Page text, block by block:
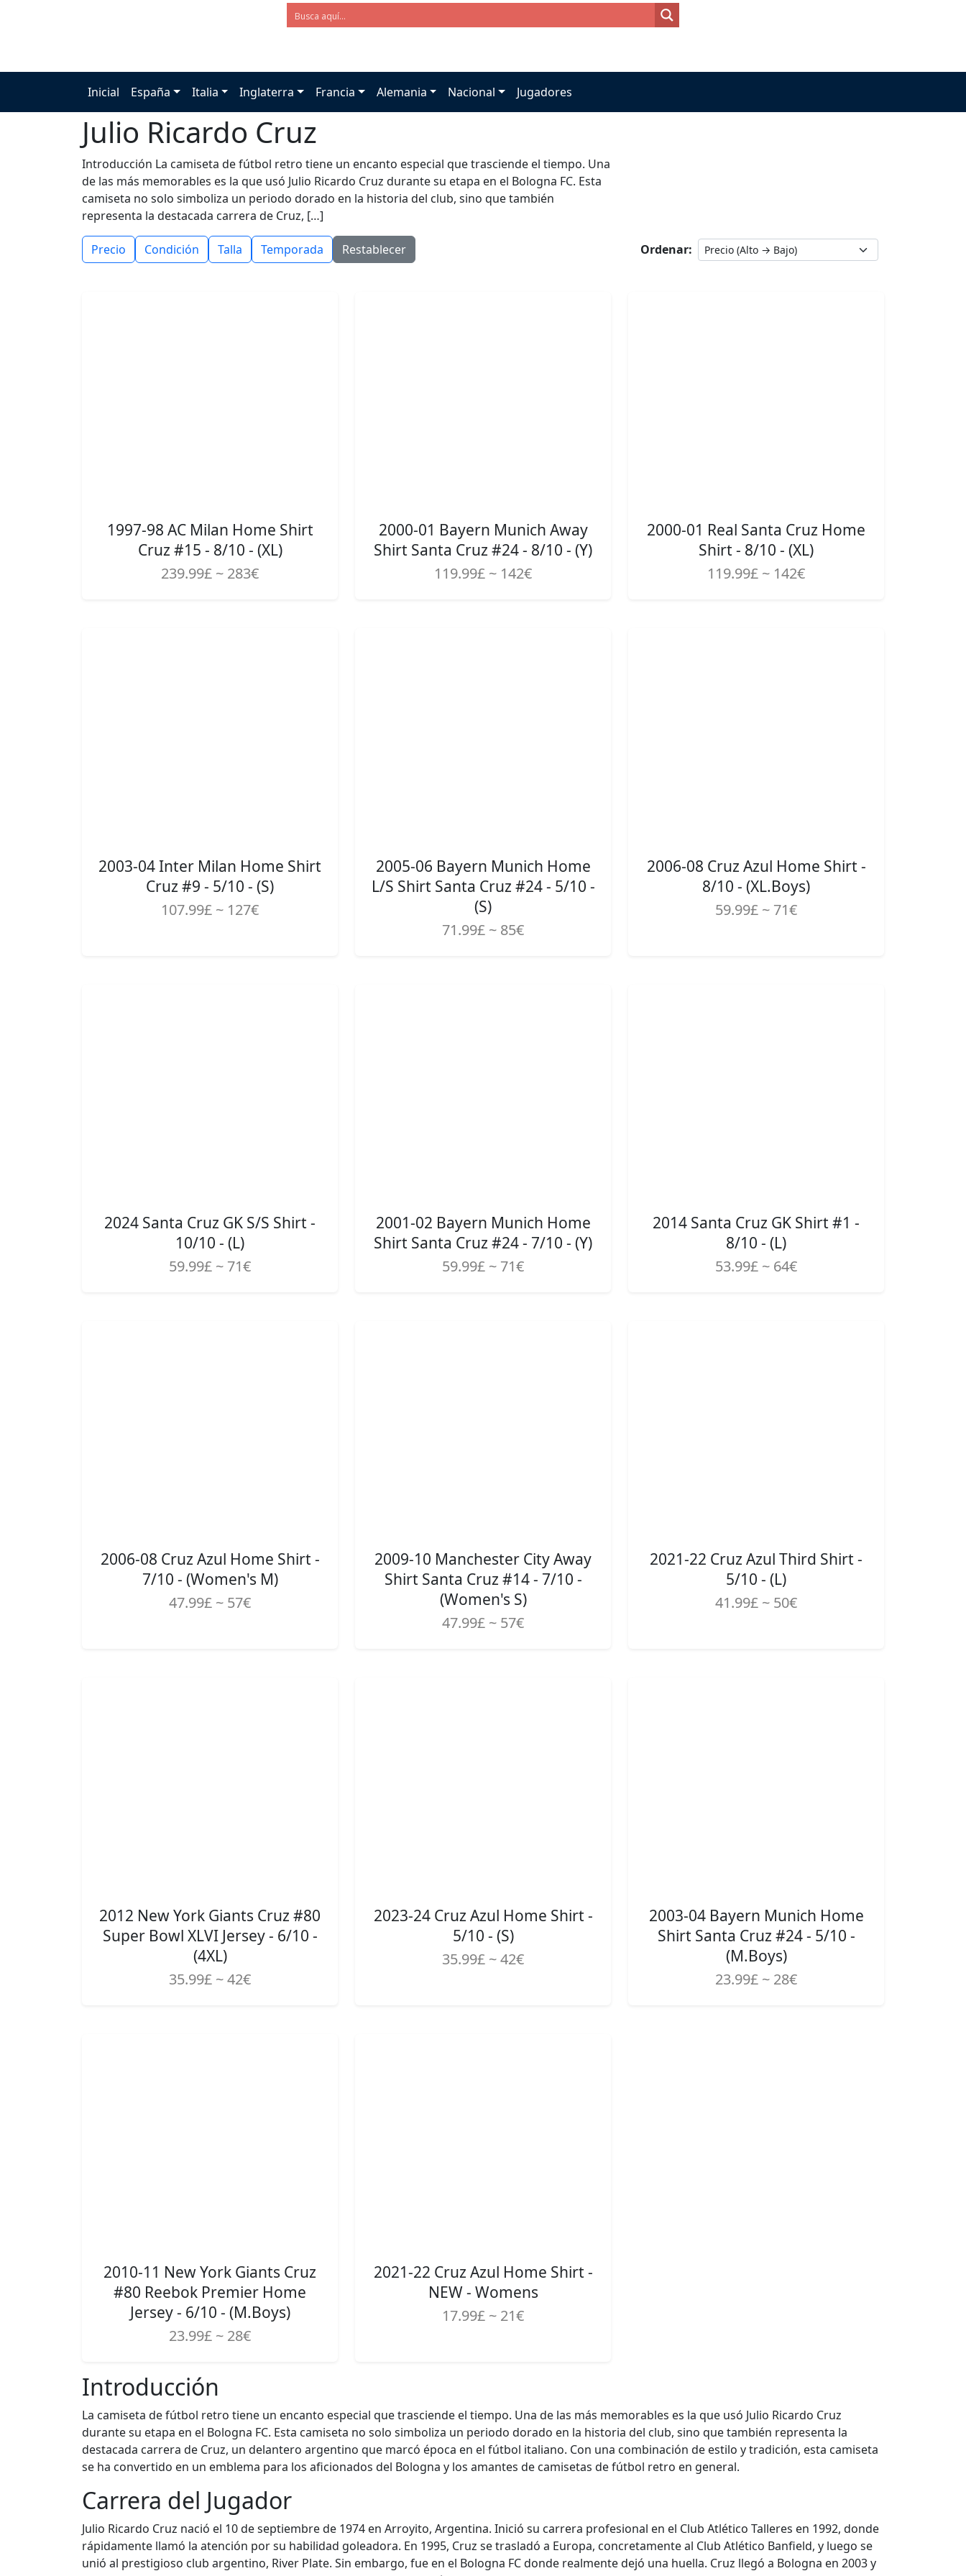
Inicial España Italia Inglaterra Francia Alemania Nacional Jugadores
Julio Ricardo Cruz
Introducción La camiseta de fútbol retro tiene un encanto especial que trasciende el tiempo. Una
de las más memorables es la que usó Julio Ricardo Cruz durante su etapa en el Bologna FC. Esta
camiseta no solo simboliza un periodo dorado en la historia del club, sino que también
representa la destacada carrera de Cruz, […]
Precio Condición Talla Temporada Restablecer Ordenar:
1997-98 AC Milan Home Shirt
Cruz #15 - 8/10 - (XL)
239.99£ ~ 283€
2000-01 Bayern Munich Away
Shirt Santa Cruz #24 - 8/10 - (Y)
119.99£ ~ 142€
2000-01 Real Santa Cruz Home
Shirt - 8/10 - (XL)
119.99£ ~ 142€
2003-04 Inter Milan Home Shirt
Cruz #9 - 5/10 - (S)
107.99£ ~ 127€
2005-06 Bayern Munich Home
L/S Shirt Santa Cruz #24 - 5/10 -
(S)
71.99£ ~ 85€
2006-08 Cruz Azul Home Shirt -
8/10 - (XL.Boys)
59.99£ ~ 71€
2024 Santa Cruz GK S/S Shirt -
10/10 - (L)
59.99£ ~ 71€
2001-02 Bayern Munich Home
Shirt Santa Cruz #24 - 7/10 - (Y)
59.99£ ~ 71€
2014 Santa Cruz GK Shirt #1 -
8/10 - (L)
53.99£ ~ 64€
2006-08 Cruz Azul Home Shirt -
7/10 - (Women's M)
47.99£ ~ 57€
2009-10 Manchester City Away
Shirt Santa Cruz #14 - 7/10 -
(Women's S)
47.99£ ~ 57€
2021-22 Cruz Azul Third Shirt -
5/10 - (L)
41.99£ ~ 50€
2012 New York Giants Cruz #80
Super Bowl XLVI Jersey - 6/10 -
(4XL)
35.99£ ~ 42€
2023-24 Cruz Azul Home Shirt -
5/10 - (S)
35.99£ ~ 42€
2003-04 Bayern Munich Home
Shirt Santa Cruz #24 - 5/10 -
(M.Boys)
23.99£ ~ 28€
2010-11 New York Giants Cruz
#80 Reebok Premier Home
Jersey - 6/10 - (M.Boys)
23.99£ ~ 28€
2021-22 Cruz Azul Home Shirt -
NEW - Womens
17.99£ ~ 21€
Introducción
La camiseta de fútbol retro tiene un encanto especial que trasciende el tiempo. Una de las más memorables es la que usó Julio Ricardo Cruz
durante su etapa en el Bologna FC. Esta camiseta no solo simboliza un periodo dorado en la historia del club, sino que también representa la
destacada carrera de Cruz, un delantero argentino que marcó época en el fútbol italiano. Con una combinación de estilo y tradición, esta camiseta
se ha convertido en un emblema para los aficionados del Bologna y los amantes de camisetas de fútbol retro en general.
Carrera del Jugador
Julio Ricardo Cruz nació el 10 de septiembre de 1974 en Arroyito, Argentina. Inició su carrera profesional en el Club Atlético Talleres en 1992, donde
rápidamente llamó la atención por su habilidad goleadora. En 1995, Cruz se trasladó a Europa, concretamente al Club Atlético Banfield, y luego se
unió al prestigioso club argentino, River Plate. Sin embargo, fue en el Bologna FC donde realmente dejó una huella. Cruz llegó a Bologna en 2003 y